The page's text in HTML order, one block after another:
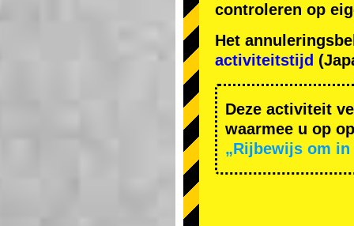
controleren op
Het
activiteitstijd
Deze activiteit
waarmee u op
„Rijbewijs om